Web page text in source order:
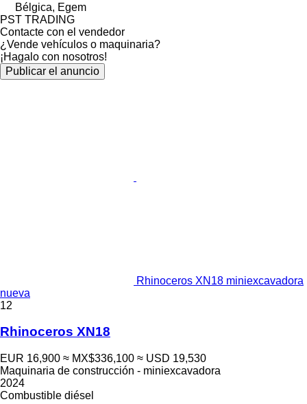
Bélgica, Egem
PST TRADING
Contacte con el vendedor
¿Vende vehículos o maquinaria?
¡Hagalo con nosotros!
Publicar el anuncio
Rhinoceros XN18 miniexcavadora
nueva
12
Rhinoceros XN18
EUR 16,900 ≈ MX$336,100 ≈ USD 19,530
Maquinaria de construcción - miniexcavadora
2024
Combustible diésel